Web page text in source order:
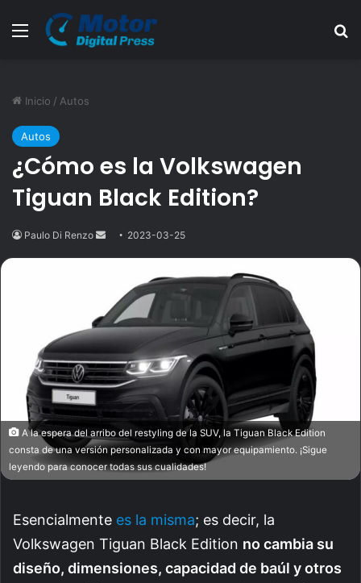
Menú
Inicio / Autos
Autos
¿Cómo es la Volkswagen
Tiguan Black Edition?
Paulo Di Renzo
Send2023-03-25
A la espera del arribo del restyling de la SUV, la Tiguan Black Edition
consta de una versión personalizada y con mayor equipamiento. ¡Sigue
leyendo para conocer todas sus cualidades!
Esencialmente es la misma; es decir, la
Volkswagen Tiguan Black Edition no cambia su
diseño, dimensiones, capacidad de baúl y otros